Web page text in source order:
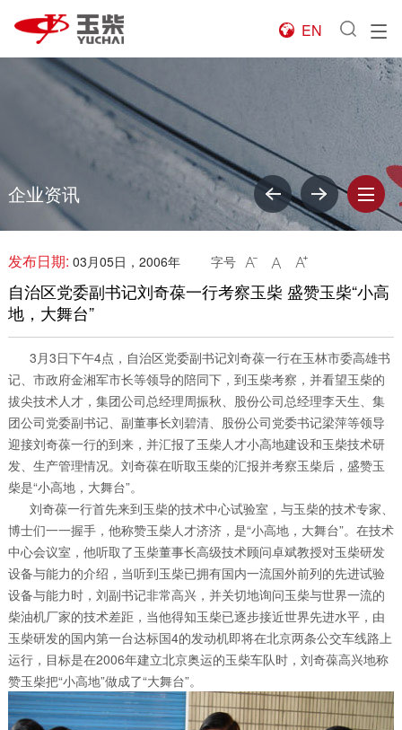

EN
企业资讯
发布日期: 03月05日，2006年 字号   
自治区党委副书记刘奇葆一行考察玉柴 盛赞玉柴“小高
地，大舞台”
3月3日下午4点，自治区党委副书记刘奇葆一行在玉林市委高雄书
记、市政府金湘军市长等领导的陪同下，到玉柴考察，并看望玉柴的
拔尖技术人才，集团公司总经理周振秋、股份公司总经理李天生、集
团公司党委副书记、副董事长刘碧清、股份公司党委书记梁萍等领导
迎接刘奇葆一行的到来，并汇报了玉柴人才小高地建设和玉柴技术研
发、生产管理情况。刘奇葆在听取玉柴的汇报并考察玉柴后，盛赞玉
柴是“小高地，大舞台”。
刘奇葆一行首先来到玉柴的技术中心试验室，与玉柴的技术专家、
博士们一一握手，他称赞玉柴人才济济，是“小高地，大舞台”。在技术
中心会议室，他听取了玉柴董事长高级技术顾问卓斌教授对玉柴研发
设备与能力的介绍，当听到玉柴已拥有国内一流国外前列的先进试验
设备与能力时，刘副书记非常高兴，并关切地询问玉柴与世界一流的
柴油机厂家的技术差距，当他得知玉柴已逐步接近世界先进水平，由
玉柴研发的国内第一台达标国4的发动机即将在北京两条公交车线路上
运行，目标是在2006年建立北京奥运的玉柴车队时，刘奇葆高兴地称
赞玉柴把“小高地”做成了“大舞台”。